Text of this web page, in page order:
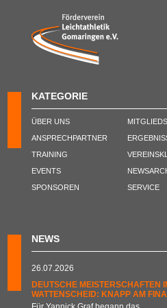
KATEGORIE
ÜBER UNS
ANSPRECHPARTNER
TRAINING
EVENTS
SPONSOREN
SERVICE
NEWS
26.07.2026
DEUTSCHE MEISTERSCHAFTEN
WATTENSCHEID: KNAPP AM